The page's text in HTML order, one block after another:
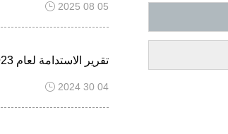
2025 08 05
تقرير الاستدامة لعام 2023 والتقرير البيئي والاجتماعي والحوكمة - النسخة الإنجليزية
2024 30 04